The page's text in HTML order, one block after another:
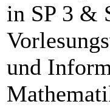
in SP 3 &
und